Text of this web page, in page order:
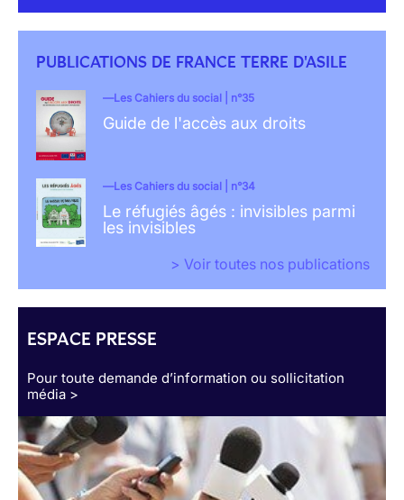
PUBLICATIONS DE FRANCE TERRE D'ASILE
Les Cahiers du social | n°35
Guide de l'accès aux droits
Les Cahiers du social | n°34
Le réfugiés âgés : invisibles parmi
les invisibles
> Voir toutes nos publications
ESPACE PRESSE
Pour toute demande d’information ou sollicitation
média >